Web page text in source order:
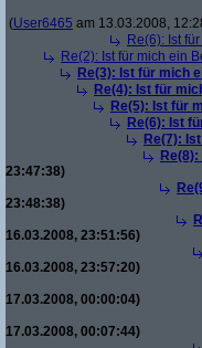
(User6465 am 13.03.2008,
Re(6): Ist
Re(2): Ist für mich ein
Re(3): Ist für mich
Re(4): Ist für
Re(5): Ist für
Re(6): Ist
Re(7):
23:47:38)
23:48:38)
16.03.2008, 23:51:56)
16.03.2008, 23:57:20)
17.03.2008, 00:00:04)
17.03.2008, 00:07:44)